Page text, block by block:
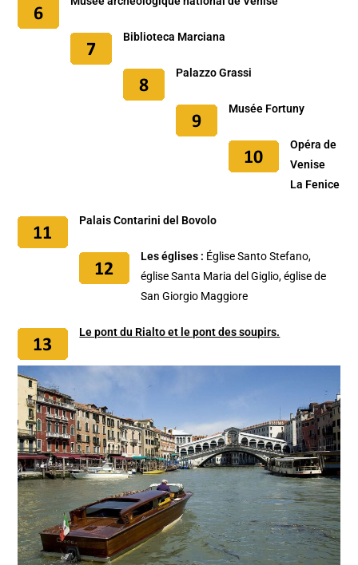
Biblioteca Marciana
Palazzo Grassi
Musée Fortuny
Opéra de
Venise
La Fenice
Palais Contarini del Bovolo
Les églises : Église Santo Stefano,
église Santa Maria del Giglio, église de
San Giorgio Maggiore
Le pont du Rialto et le pont des soupirs.